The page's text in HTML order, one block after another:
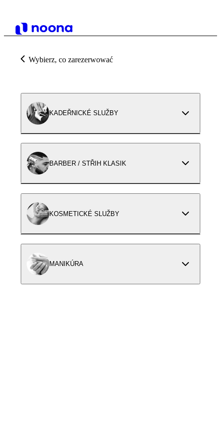
Wybierz, co zarezerwować
KADEŘNICKÉ SLUŽBY
BARBER / STŘIH KLASIK
KOSMETICKÉ SLUŽBY
MANIKÚRA